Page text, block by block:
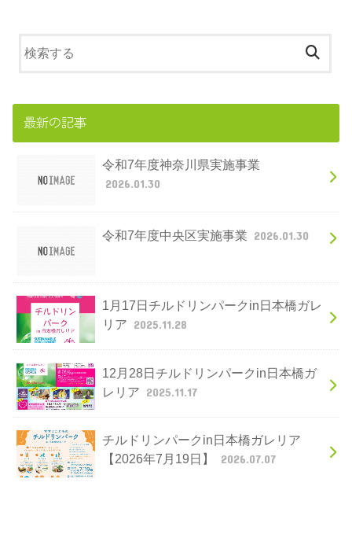
最新の記事
令和7年度神奈川県実施事業
2026.01.30
令和7年度中央区実施事業 2026.01.30
1月17日チルドリンパークin日本橋ガレ
リア 2025.11.28
12月28日チルドリンパークin日本橋ガ
レリア 2025.11.17
チルドリンパークin日本橋ガレリア
【2026年7月19日】
2026.07.07